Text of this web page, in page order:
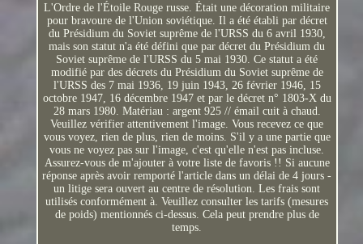
L'Ordre de l'Étoile Rouge russe. Était une décoration militaire
pour bravoure de l'Union soviétique. Il a été établi par décret
du Présidium du Soviet suprême de l'URSS du 6 avril 1930,
mais son statut n'a été défini que par décret du Présidium du
Soviet suprême de l'URSS du 5 mai 1930. Ce statut a été
modifié par des décrets du Présidium du Soviet suprême de
l'URSS des 7 mai 1936, 19 juin 1943, 26 février 1946, 15
octobre 1947, 16 décembre 1947 et par le décret n° 1803-X du
28 mars 1980. Matériau : argent 925 // émail cuit à chaud.
Veuillez vérifier attentivement l'image. Vous recevez ce que
vous voyez, rien de plus, rien de moins. S'il y a une partie que
vous ne voyez pas sur l'image, c'est qu'elle n'est pas incluse.
Assurez-vous de m'ajouter à votre liste de favoris !! Si aucune
réponse après avoir remporté l'article dans un délai de 4 jours -
un litige sera ouvert au centre de résolution. Les frais sont
utilisés conformément à. Veuillez consulter les tarifs (mesures
de poids) mentionnés ci-dessus. Cela peut prendre plus de
temps.